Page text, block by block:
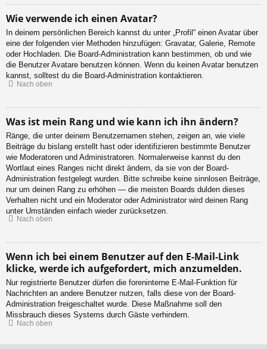
Wie verwende ich einen Avatar?
In deinem persönlichen Bereich kannst du unter „Profil“ einen Avatar über
eine der folgenden vier Methoden hinzufügen: Gravatar, Galerie, Remote
oder Hochladen. Die Board-Administration kann bestimmen, ob und wie
die Benutzer Avatare benutzen können. Wenn du keinen Avatar benutzen
kannst, solltest du die Board-Administration kontaktieren.
Nach oben
Was ist mein Rang und wie kann ich ihn ändern?
Ränge, die unter deinem Benutzernamen stehen, zeigen an, wie viele
Beiträge du bislang erstellt hast oder identifizieren bestimmte Benutzer
wie Moderatoren und Administratoren. Normalerweise kannst du den
Wortlaut eines Ranges nicht direkt ändern, da sie von der Board-
Administration festgelegt wurden. Bitte schreibe keine sinnlosen Beiträge,
nur um deinen Rang zu erhöhen — die meisten Boards dulden dieses
Verhalten nicht und ein Moderator oder Administrator wird deinen Rang
unter Umständen einfach wieder zurücksetzen.
Nach oben
Wenn ich bei einem Benutzer auf den E-Mail-Link
klicke, werde ich aufgefordert, mich anzumelden.
Nur registrierte Benutzer dürfen die foreninterne E-Mail-Funktion für
Nachrichten an andere Benutzer nutzen, falls diese von der Board-
Administration freigeschaltet wurde. Diese Maßnahme soll den
Missbrauch dieses Systems durch Gäste verhindern.
Nach oben